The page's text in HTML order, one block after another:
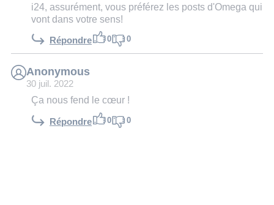
i24, assurément, vous préférez les posts d'Omega qui
vont dans votre sens!
Répondre 0 0
Anonymous
30 juil. 2022
Ça nous fend le cœur !
Répondre 0 0